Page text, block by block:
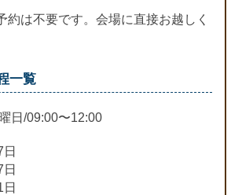
約は不要です。会場に直接お越しく
一覧
日/09:00〜12:00